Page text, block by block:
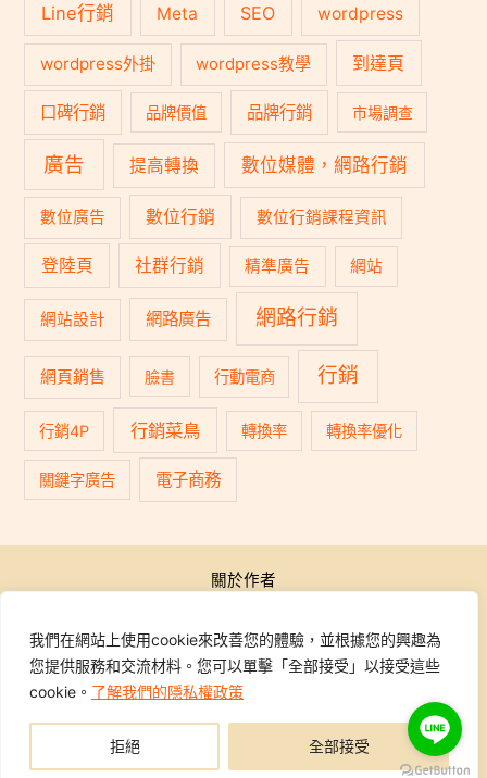
我們在網站上使用cookie來改善您的體驗，並根據您的興趣為
您提供服務和交流材料。您可以單擊「全部接受」以接受這些
cookie。 了解我們的隱私權政策
拒絕 全部接受
Line行銷 Meta SEO wordpress
wordpress外掛 wordpress教學 到達頁
口碑行銷 品牌價值 品牌行銷 市場調查
廣告 提高轉換 數位媒體，網路行銷
數位廣告 數位行銷 數位行銷課程資訊
登陸頁 社群行銷 精準廣告 網站
網站設計 網路廣告 網路行銷
網頁銷售 臉書 行動電商 行銷
行銷4P 行銷菜鳥 轉換率 轉換率優化
關鍵字廣告 電子商務
關於作者
行銷學院
課程報名
學員專區
Copyright © 2014-2026 行銷地圖DMAP